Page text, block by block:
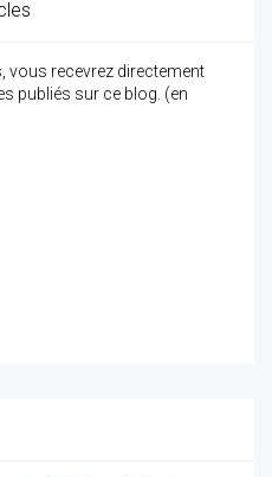
vous recevrez directement
publiés sur ce blog. (en